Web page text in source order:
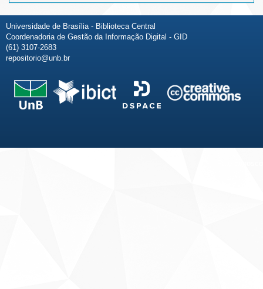
Universidade de Brasília - Biblioteca Central
Coordenadoria de Gestão da Informação Digital - GID
(61) 3107-2683
repositorio@unb.br